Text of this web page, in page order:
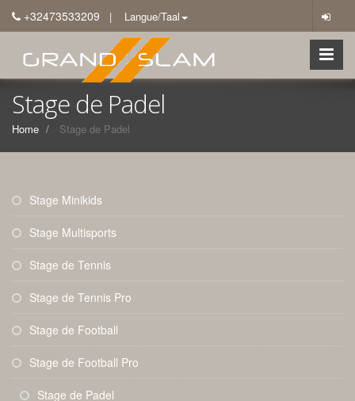
+32473533209 | Langue/Taal
Stage de Padel
Home Stage de Padel
Stage Minikids
Stage Multisports
Stage de Tennis
Stage de Tennis Pro
Stage de Football
Stage de Football Pro
Stage de Padel